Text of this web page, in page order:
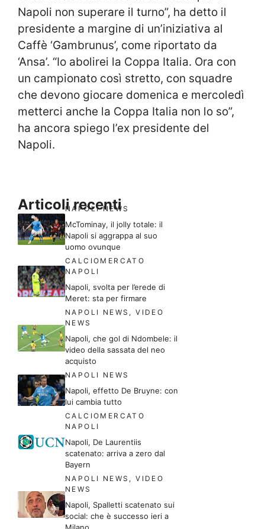
Napoli non superare il turno”, ha detto il
presidente a margine di un’iniziativa al
Caffè ‘Gambrunus’, come riportato da
‘Ansa’. “Io abolirei la Coppa Italia. Ora con
un campionato così stretto, con squadre
che devono giocare domenica e mercoledì
metterci anche la Coppa Italia non lo so”,
ha ancora spiego l’ex presidente del
Napoli.
Articoli recenti
NAPOLI NEWS
McTominay, il jolly totale: il
Napoli si aggrappa al suo
uomo ovunque
CALCIOMERCATO
NAPOLI
Napoli, svolta per l’erede di
Meret: sta per firmare
NAPOLI NEWS ,VIDEO
NEWS
Napoli, che gol di Ndombele: il
video della sassata del neo
acquisto
NAPOLI NEWS
Napoli, effetto De Bruyne: con
lui cambia tutto
CALCIOMERCATO
NAPOLI
Napoli, De Laurentiis
scatenato: arriva a zero dal
Bayern
NAPOLI NEWS ,VIDEO
NEWS
Napoli, Spalletti scatenato sui
social: che è successo ieri a